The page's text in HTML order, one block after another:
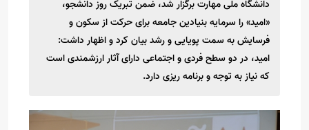
دانشگاه ملی مهارت برگزار شد، ضمن تبریک روز دانشجو،
«امید» را سرمایه بنیادین جامعه برای حرکت از سکون و
فرسایش به سمت پویایی و رشد بیان کرد و اظهار داشت:
امید، در دو سطح فردی و اجتماعی دارای آثار ارزشمندی است
که نیاز به توجه و برنامه ریزی دارد.